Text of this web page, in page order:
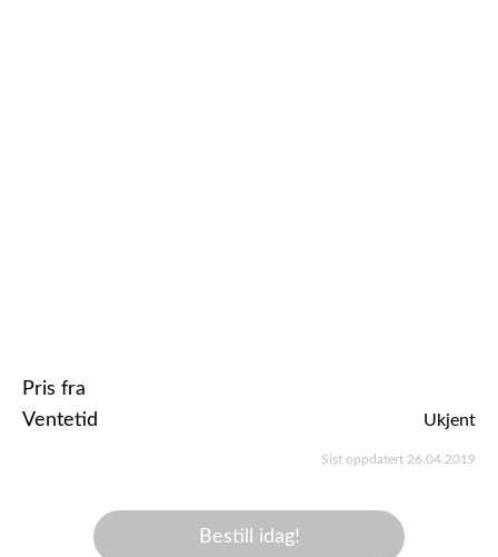
Pris fra
Ventetid
Ukjent
Sist oppdatert 26.04.2019
Bestill idag!